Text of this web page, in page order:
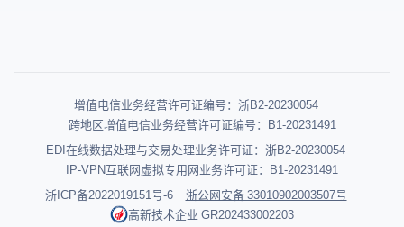
增值电信业务经营许可证编号：浙B2-20230054
跨地区增值电信业务经营许可证编号：B1-20231491
EDI在线数据处理与交易处理业务许可证：浙B2-20230054
IP-VPN互联网虚拟专用网业务许可证：B1-20231491
浙ICP备2022019151号-6
浙公网安备 33010902003507号
高新技术企业 GR202433002203